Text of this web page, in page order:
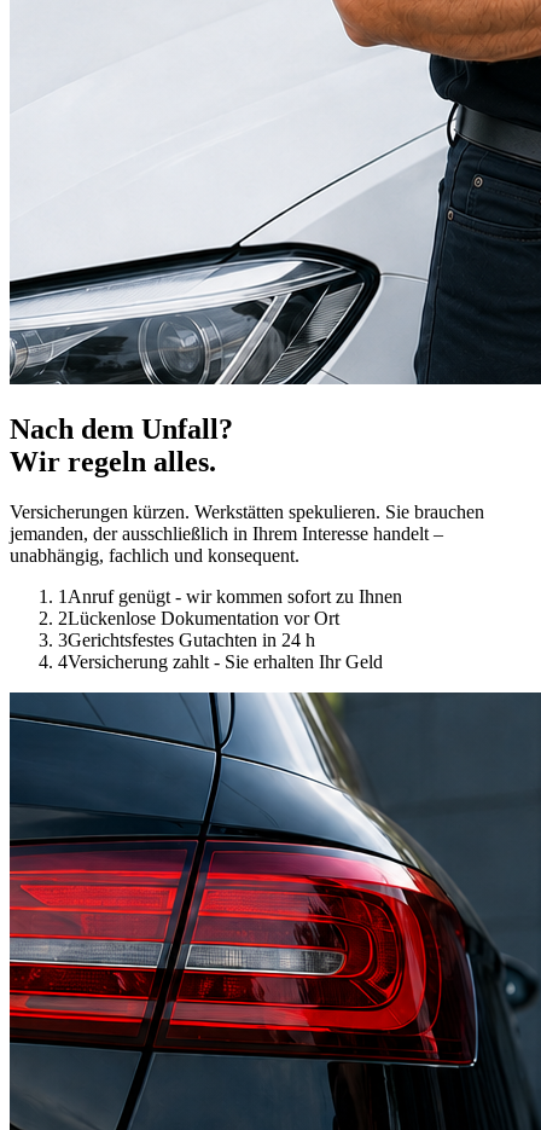
Nach dem Unfall?
Wir regeln alles.
Versicherungen kürzen. Werkstätten spekulieren. Sie brauchen
jemanden, der ausschließlich in Ihrem Interesse handelt –
unabhängig, fachlich und konsequent.
1Anruf genügt - wir kommen sofort zu Ihnen
2Lückenlose Dokumentation vor Ort
3Gerichtsfestes Gutachten in 24 h
4Versicherung zahlt - Sie erhalten Ihr Geld